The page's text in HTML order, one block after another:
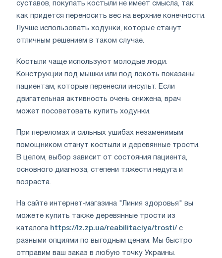
суставов, покупать костыли не имеет смысла, так
как придется переносить вес на верхние конечности.
Лучше использовать ходунки, которые станут
отличным решением в таком случае.
Костыли чаще используют молодые люди.
Конструкции под мышки или под локоть показаны
пациентам, которые перенесли инсульт. Если
двигательная активность очень снижена, врач
может посоветовать купить ходунки.
При переломах и сильных ушибах незаменимым
помощником станут костыли и деревянные трости.
В целом, выбор зависит от состояния пациента,
основного диагноза, степени тяжести недуга и
возраста.
На сайте интернет-магазина "Линия здоровья" вы
можете купить также деревянные трости из
каталога https://lz.zp.ua/reabilitaciya/trosti/ с
разными опциями по выгодным ценам. Мы быстро
отправим ваш заказ в любую точку Украины.